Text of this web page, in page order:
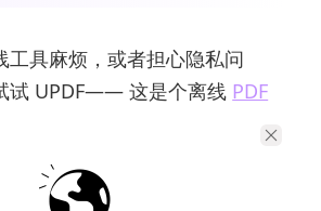
工具麻烦，或者担心隐私问
试 UPDF—— 这是个离线 PDF
：比在线工具强在哪？